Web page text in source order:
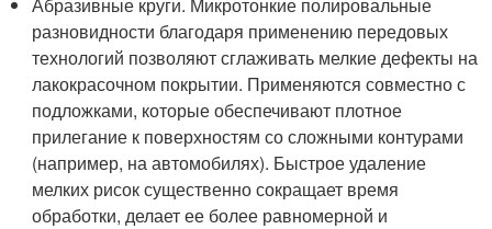
разновидности благодаря применению передовых
технологий позволяют сглаживать мелкие дефекты на
лакокрасочном покрытии. Применяются совместно с
подложками, которые обеспечивают плотное
прилегание к поверхностям со сложными контурами
(например, на автомобилях). Быстрое удаление
мелких рисок существенно сокращает время
обработки, делает ее более равномерной и